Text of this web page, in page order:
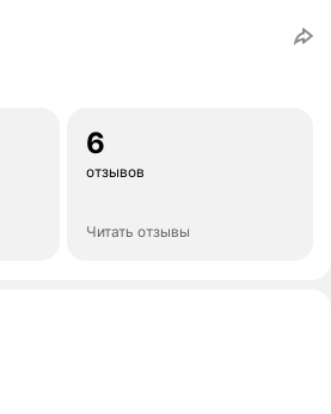
6
отзывов
Читать отзывы